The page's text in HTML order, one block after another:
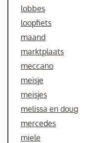
lobbes
loopfiets
maand
marktplaats
meccano
meisje
meisjes
melissa en doug
mercedes
miele